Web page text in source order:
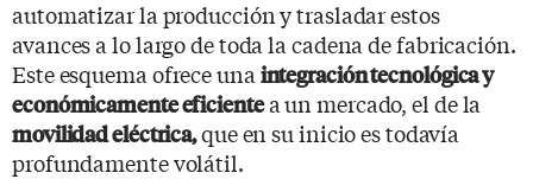
automatizar la producción y trasladar estos
avances a lo largo de toda la cadena de fabricación.
Este esquema ofrece una integración tecnológica y
económicamente eficientea un mercado, el de la
movilidad eléctrica,que en su inicio es todavía
profundamente volátil.